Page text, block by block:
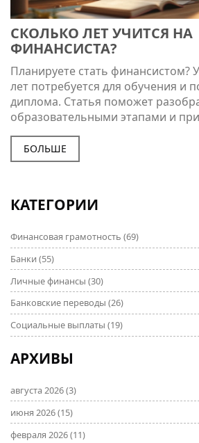
СКОЛЬКО ЛЕТ УЧИТСЯ НА
ФИНАНСИСТА?
Планируете стать финансистом?
лет потребуется для обучения и
диплома. Статья поможет
образовательными этапами и
такой карьеры. Общая
навыки необходимо развить и
приобрести. Советы помогут
БОЛЬШЕ
КАТЕГОРИИ
Финансовая грамотность (69)
Банки (55)
Личные финансы (30)
Банковские переводы (26)
Социальные выплаты (19)
АРХИВЫ
августа 2026(3)
июня 2026(15)
февраля 2026(11)